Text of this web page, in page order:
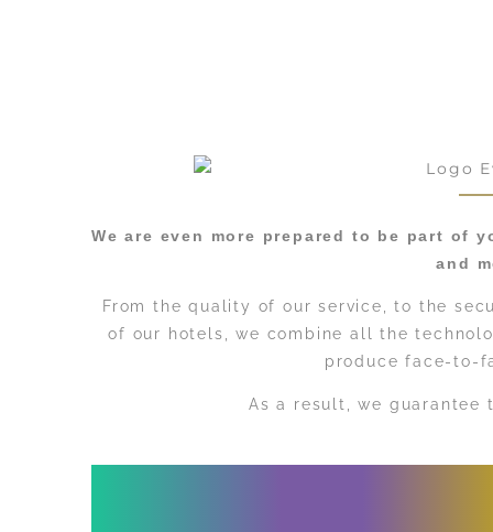
We are even more prepared to be part of
and
From the quality of our service, to the
of our hotels, we combine all the
produce face-to-
As a result, we guarantee